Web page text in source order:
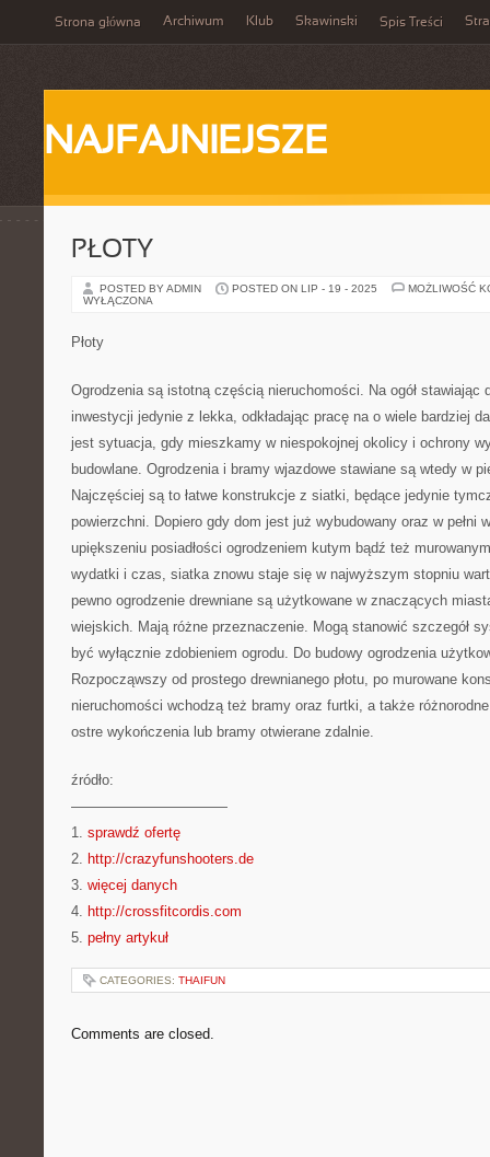
Strona główna Archiwum Klub Skawinski Spis Treści
NAJFAJNIEJSZE
PŁOTY
POSTED BY ADMIN POSTED ON LIP - 19 - 2025
MOŻLIWOŚĆ
WYŁĄCZONA
Płoty
Ogrodzenia są istotną częścią nieruchomości. Na ogół stawiając
inwestycji jedynie z lekka, odkładając pracę na o wiele bardziej
jest sytuacja, gdy mieszkamy w niespokojnej okolicy i ochrony
budowlane. Ogrodzenia i bramy wjazdowe stawiane są wtedy w
Najczęściej są to łatwe konstrukcje z siatki, będące jedynie
powierzchni. Dopiero gdy dom jest już wybudowany oraz w pełni
upiększeniu posiadłości ogrodzeniem kutym bądź też
wydatki i czas, siatka znowu staje się w najwyższym stopniu
pewno ogrodzenie drewniane są użytkowane w znaczących
wiejskich. Mają różne przeznaczenie. Mogą stanowić szczegół
być wyłącznie zdobieniem ogrodu. Do budowy ogrodzenia
Rozpocząwszy od prostego drewnianego płotu, po murowane
nieruchomości wchodzą też bramy oraz furtki, a także
ostre wykończenia lub bramy otwierane zdalnie.
źródło:
———————————
1. sprawdź ofertę
2. http://crazyfunshooters.de
3. więcej danych
4. http://crossfitcordis.com
5. pełny artykuł
CATEGORIES: THAIFUN
Comments are closed.